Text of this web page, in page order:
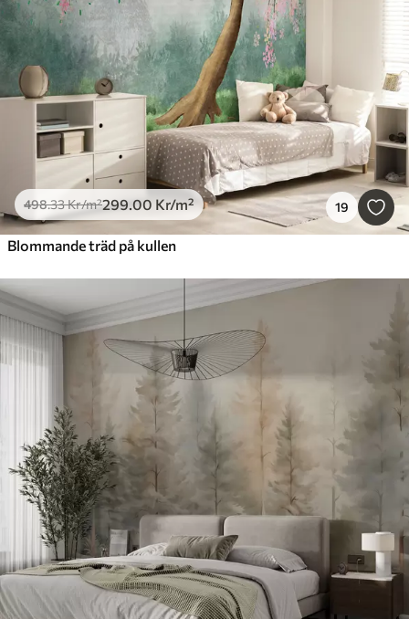
498.33Kr/m²299.00 Kr/m² 19
Blommande träd på kullen